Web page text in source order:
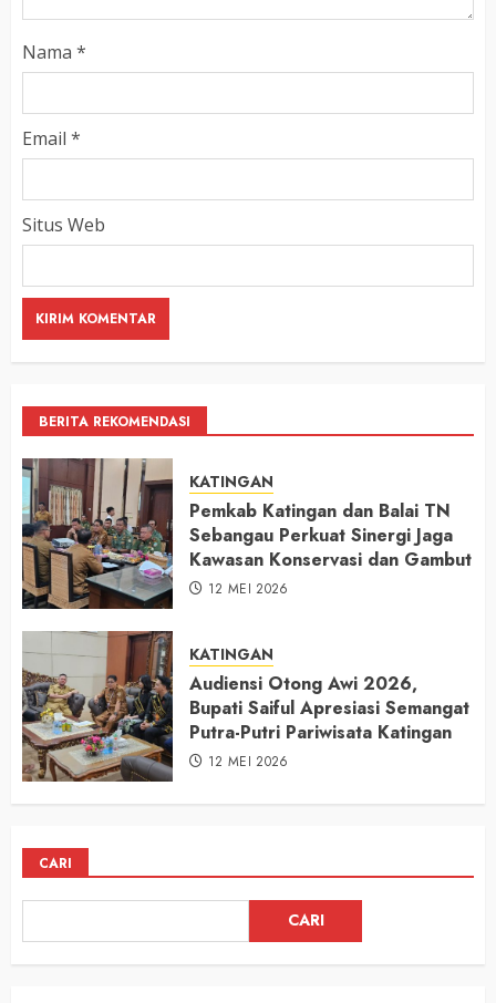
Nama *
Email *
Situs Web
BERITA REKOMENDASI
KATINGAN
Pemkab Katingan dan Balai TN
Sebangau Perkuat Sinergi Jaga
Kawasan Konservasi dan Gambut
12 MEI 2026
KATINGAN
Audiensi Otong Awi 2026,
Bupati Saiful Apresiasi Semangat
Putra-Putri Pariwisata Katingan
12 MEI 2026
CARI
CARI